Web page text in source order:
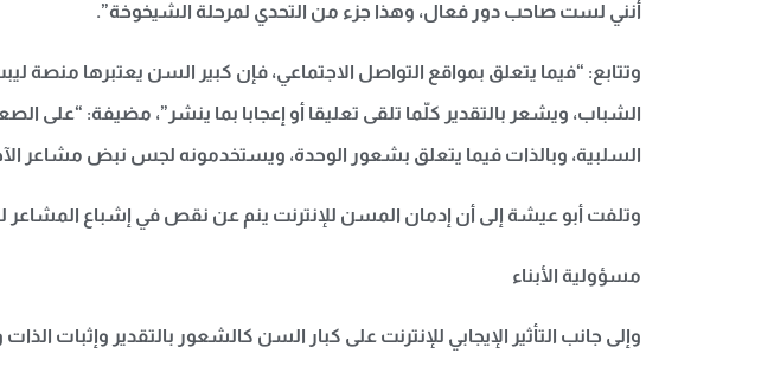
أنني لست صاحب دور فعال، وهذا جزء من التحدي لمرحلة الشيخوخة”.
وتتابع: “فيما يتعلق بمواقع التواصل الاجتماعي، فإن كبير السن يعتبرها منصة
الشباب، ويشعر بالتقدير كلّما تلقى تعليقا أو إعجابا بما ينشر”، مضيفة: “على
السلبية، وبالذات فيما يتعلق بشعور الوحدة، ويستخدمونه لجس نبض مشاعر
وتلفت أبو عيشة إلى أن إدمان المسن للإنترنت ينم عن نقص في إشباع المشاعر
مسؤولية الأبناء
وإلى جانب التأثير الإيجابي للإنترنت على كبار السن كالشعور بالتقدير وإثبات